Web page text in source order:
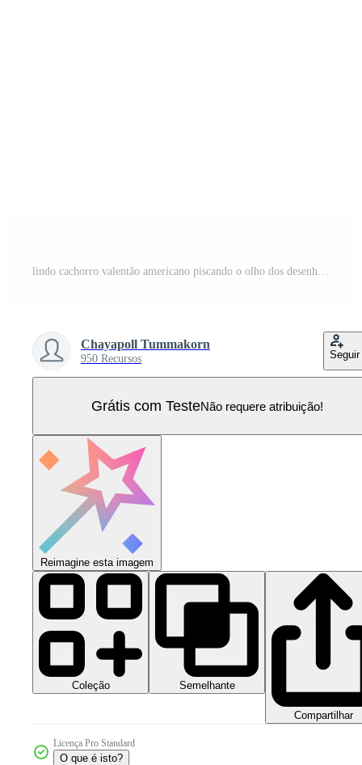
lindo cachorro valentão americano piscando o olho dos desenhos animados, ilustração vetorial Vetor Pro
Chayapoll Tummakorn
950 Recursos Seguir
Grátis com TesteNão requere atribuição!
Reimagine esta imagem
Coleção Semelhante
Compartilhar
Licença Pro Standard
O que é isto?